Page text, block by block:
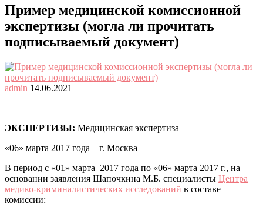
Пример медицинской комиссионной
экспертизы (могла ли прочитать
подписываемый документ)
admin 14.06.2021
ЭКСПЕРТИЗЫ: Медицинская экспертиза
«06» марта 2017 года г. Москва
В период с «01» марта 2017 года по «06» марта 2017 г., на
основании заявления Шапочкина М.Б. специалисты Центра
медико-криминалистических исследований в составе
комиссии: